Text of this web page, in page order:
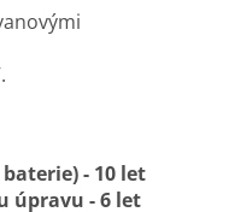
- 10 let
úpravu - 6 let